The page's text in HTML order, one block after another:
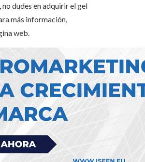
no dudes en adquirir el gel
más información,
web.